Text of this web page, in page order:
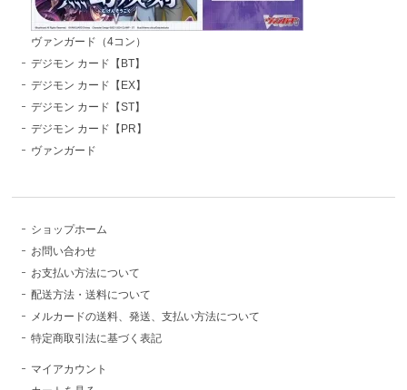
ヴァンガード（4コン）
デジモン カード【BT】
デジモン カード【EX】
デジモン カード【ST】
デジモン カード【PR】
ヴァンガード
ショップホーム
お問い合わせ
お支払い方法について
配送方法・送料について
メルカードの送料、発送、支払い方法について
特定商取引法に基づく表記
マイアカウント